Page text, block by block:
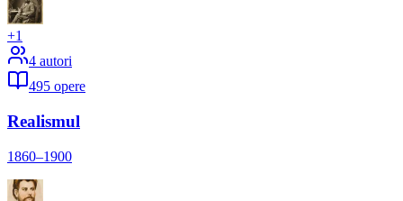
+1
4 autori
495 opere
Realismul
1860–1900